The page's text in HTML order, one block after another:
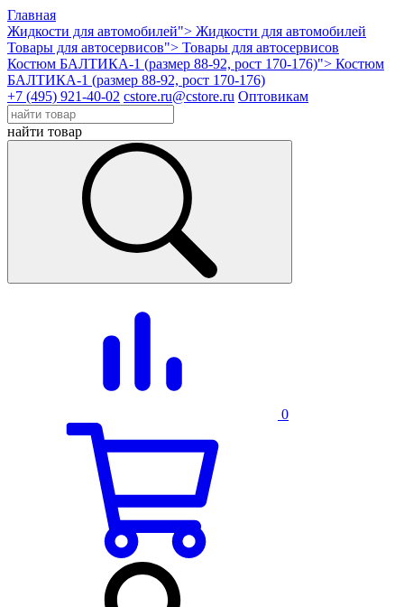
Главная
Жидкости для автомобилей"> Жидкости для автомобилей
Товары для автосервисов"> Товары для автосервисов
Костюм БАЛТИКА-1 (размер 88-92, рост 170-176)"> Костюм
БАЛТИКА-1 (размер 88-92, рост 170-176)
+7 (495) 921-40-02 cstore.ru@cstore.ru Оптовикам
найти товар
0